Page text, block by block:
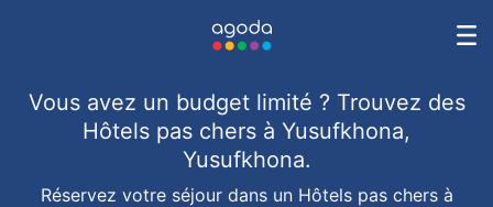
Vous avez un budget limité ? Trouvez des
Hôtels pas chers à Yusufkhona,
Yusufkhona.
Réservez votre séjour dans un Hôtels pas chers à